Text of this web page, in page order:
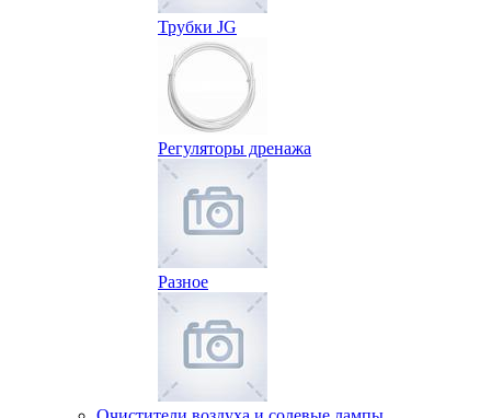
Трубки JG
Регуляторы дренажа
Разное